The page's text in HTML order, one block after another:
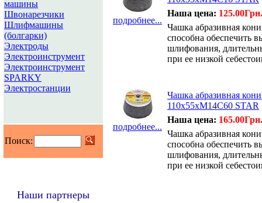
машины
Швонарезчики
Шлифмашины
(болгарки)
Электроды
Электроинструмент
Электроинструмент
SPARKY
Электростанции
Поиск:
Наши партнеры
подробнее...
Наша цена: 125.00Грн.
Чашка абразивная
способна обеспечить
шлифования,
при ее низкой
подробнее...
Чашка абразивная
110х55хМ14С60 STAR
Наша цена: 165.00Грн.
Чашка абразивная
способна обеспечить
шлифования,
при ее низкой